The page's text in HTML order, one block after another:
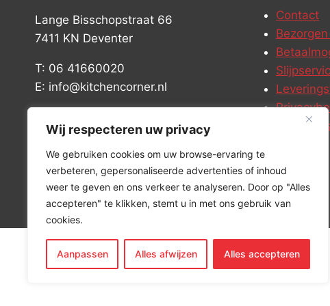
Wij respecteren uw privacy
We gebruiken cookies om uw browse-ervaring te
verbeteren, gepersonaliseerde advertenties of inhoud
weer te geven en ons verkeer te analyseren. Door op "Alles
accepteren" te klikken, stemt u in met ons gebruik van
cookies.
Aanpassen Alles afwijzen Alles accepteren
Lange Bisschopstraat 66
7411 KN Deventer
T: 06 41660020
E: info@kitchencorner.nl
BTW: NL001915997B81
Contact
Vacatures